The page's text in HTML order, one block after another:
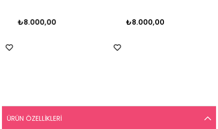
₺8.000,00 ₺8.000,00
ÜRÜN ÖZELLIKLERI